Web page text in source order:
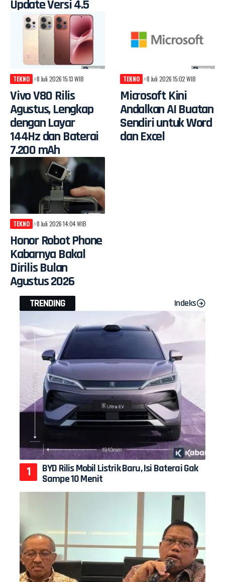
Update Versi 4.5
TEKNO 8 Juli 2026 15:13 WIB
Vivo V80 Rilis
Agustus, Lengkap
dengan Layar
144Hz dan Baterai
7.200 mAh
TEKNO 8 Juli 2026 15:02 WIB
Microsoft Kini
Andalkan AI Buatan
Sendiri untuk Word
dan Excel
TEKNO 8 Juli 2026 14:04 WIB
Honor Robot Phone
Kabarnya Bakal
Dirilis Bulan
Agustus 2026
TRENDING Indeks
BYD Rilis Mobil Listrik Baru, Isi Baterai Gak
Sampe 10 Menit